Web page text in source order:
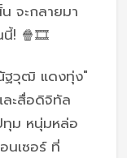
จะกลายมา
นี้! 🍿🎞️
ฐวุฒิ แดงทุ่ง"
ะสื่อดิจิทัล
ทุม หนุ่มหล่อ
นเซอร์ ที่